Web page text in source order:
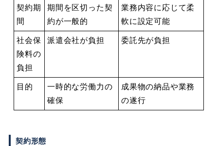
契約期
間
期間を区切った契
約が一般的
業務内容に応じて柔
軟に設定可能
社会保
険料の
負担
派遣会社が負担 委託先が負担
目的
一時的な労働力の
確保
成果物の納品や業務
の遂行
契約形態